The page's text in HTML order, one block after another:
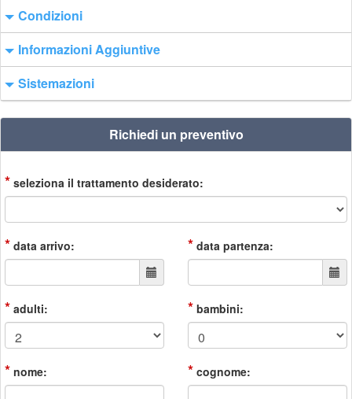
Condizioni
Informazioni Aggiuntive
Sistemazioni
Richiedi un preventivo
* seleziona il trattamento desiderato:
* data arrivo: * data partenza:
* adulti: * bambini:
* nome: * cognome: